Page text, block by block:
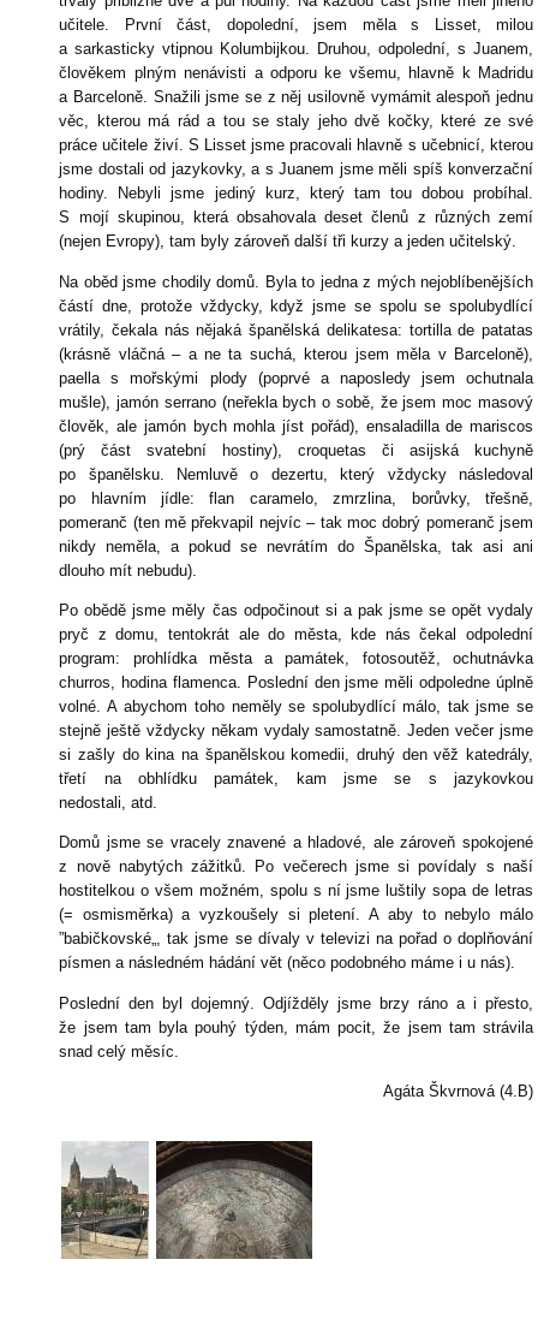
učitele. První část, dopolední, jsem měla s Lisset, milou
a sarkasticky vtipnou Kolumbijkou. Druhou, odpolední, s Juanem,
člověkem plným nenávisti a odporu ke všemu, hlavně k Madridu
a Barceloně. Snažili jsme se z něj usilovně vymámit alespoň jednu
věc, kterou má rád a tou se staly jeho dvě kočky, které ze své
práce učitele živí. S Lisset jsme pracovali hlavně s učebnicí, kterou
jsme dostali od jazykovky, a s Juanem jsme měli spíš konverzační
hodiny. Nebyli jsme jediný kurz, který tam tou dobou probíhal.
S mojí skupinou, která obsahovala deset členů z různých zemí
(nejen Evropy), tam byly zároveň další tři kurzy a jeden učitelský.
Na oběd jsme chodily domů. Byla to jedna z mých nejoblíbenějších
částí dne, protože vždycky, když jsme se spolu se spolubydlící
vrátily, čekala nás nějaká španělská delikatesa: tortilla de patatas
(krásně vláčná – a ne ta suchá, kterou jsem měla v Barceloně),
paella s mořskými plody (poprvé a naposledy jsem ochutnala
mušle), jamón serrano (neřekla bych o sobě, že jsem moc masový
člověk, ale jamón bych mohla jíst pořád), ensaladilla de mariscos
(prý část svatební hostiny), croquetas či asijská kuchyně
po španělsku. Nemluvě o dezertu, který vždycky následoval
po hlavním jídle: flan caramelo, zmrzlina, borůvky, třešně,
pomeranč (ten mě překvapil nejvíc – tak moc dobrý pomeranč jsem
nikdy neměla, a pokud se nevrátím do Španělska, tak asi ani
dlouho mít nebudu).
Po obědě jsme měly čas odpočinout si a pak jsme se opět vydaly
pryč z domu, tentokrát ale do města, kde nás čekal odpolední
program: prohlídka města a památek, fotosoutěž, ochutnávka
churros, hodina flamenca. Poslední den jsme měli odpoledne úplně
volné. A abychom toho neměly se spolubydlící málo, tak jsme se
stejně ještě vždycky někam vydaly samostatně. Jeden večer jsme
si zašly do kina na španělskou komedii, druhý den věž katedrály,
třetí na obhlídku památek, kam jsme se s jazykovkou
nedostali, atd.
Domů jsme se vracely znavené a hladové, ale zároveň spokojené
z nově nabytých zážitků. Po večerech jsme si povídaly s naší
hostitelkou o všem možném, spolu s ní jsme luštily sopa de letras
(= osmisměrka) a vyzkoušely si pletení. A aby to nebylo málo
”babičkovské„, tak jsme se dívaly v televizi na pořad o doplňování
písmen a následném hádání vět (něco podobného máme i u nás).
Poslední den byl dojemný. Odjížděly jsme brzy ráno a i přesto,
že jsem tam byla pouhý týden, mám pocit, že jsem tam strávila
snad celý měsíc.
Agáta Škvrnová (4.B)